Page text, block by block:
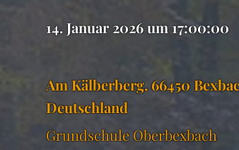
14. Januar 2026 um 17:00:00
Am Kälberberg, 66450
Deutschland
Grundschule Oberbexbach